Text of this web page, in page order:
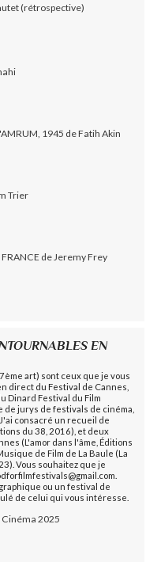
(rétrospective)
1945 de Fatih Akin
Trier
FRANCE de Jeremy Frey
EN
art) sont ceux que je vous
direct du Festival de Cannes,
Dinard Festival du Film
de jurys de festivals de cinéma,
consacré un recueil de
du 38, 2016), et deux
(L'amor dans l'âme, Éditions
de Film de La Baule (La
Vous souhaitez que je
ou un festival de
de celui qui vous intéresse.
2025